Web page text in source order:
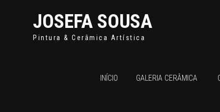
JOSEFA SOUSA
Pintura & Cerâmica Artística
INÍCIO GALERIA CERÂMICA